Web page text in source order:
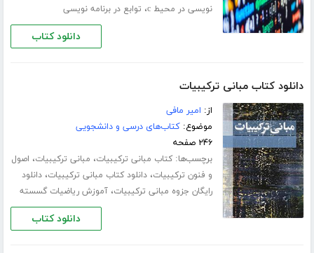
نویسی در محیط c ، توابع در برنامه نویسی
دانلود کتاب
دانلود کتاب مبانی ترکیبیات
از: امیر مافی
موضوع:کتاب‌های درسی و دانشجویی
۲۴۶ صفحه
برچسب‌ها:کتاب مبانی ترکیبیات، مبانی ترکیبیات، اصول
و فنون ترکیبیات،دانلود کتاب مبانی ترکیبیات،دانلود
رایگان جزوه مبانی ترکیبیات،آموزش ریاضیات گسسته
دانلود کتاب